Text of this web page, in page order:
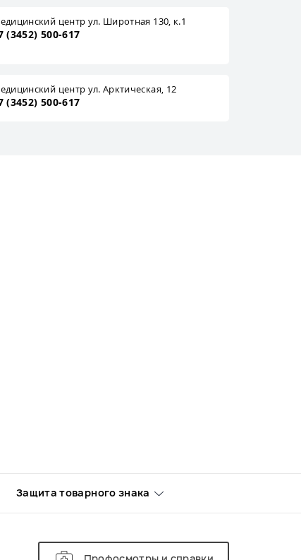
центр ул. Широтная 130, к.1
(3452) 500-617
центр ул. Арктическая, 12
(3452) 500-617
Защита товарного знака